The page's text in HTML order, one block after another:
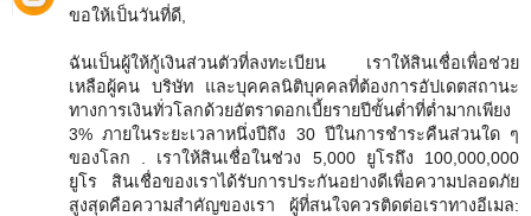
ขอให้เป็นวันที่ดี,
ฉันเป็นผู้ให้กู้เงินส่วนตัวที่ลงทะเบียน เราให้สินเชื่อเพื่อช่วย
เหลือผู้คน บริษัท และบุคคลนิติบุคคลที่ต้องการอัปเดตสถานะ
ทางการเงินทั่วโลกด้วยอัตราดอกเบี้ยรายปีขั้นต่ำที่ต่ำมากเพียง
3% ภายในระยะเวลาหนึ่งปีถึง 30 ปีในการชำระคืนส่วนใด ๆ
ของโลก . เราให้สินเชื่อในช่วง 5,000 ยูโรถึง 100,000,000
ยูโร สินเชื่อของเราได้รับการประกันอย่างดีเพื่อความปลอดภัย
สูงสุดคือความสำคัญของเรา ผู้ที่สนใจควรติดต่อเราทางอีเมล: